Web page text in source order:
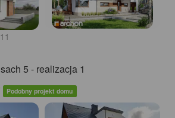
5 - realizacja 1
Podobny projekt domu